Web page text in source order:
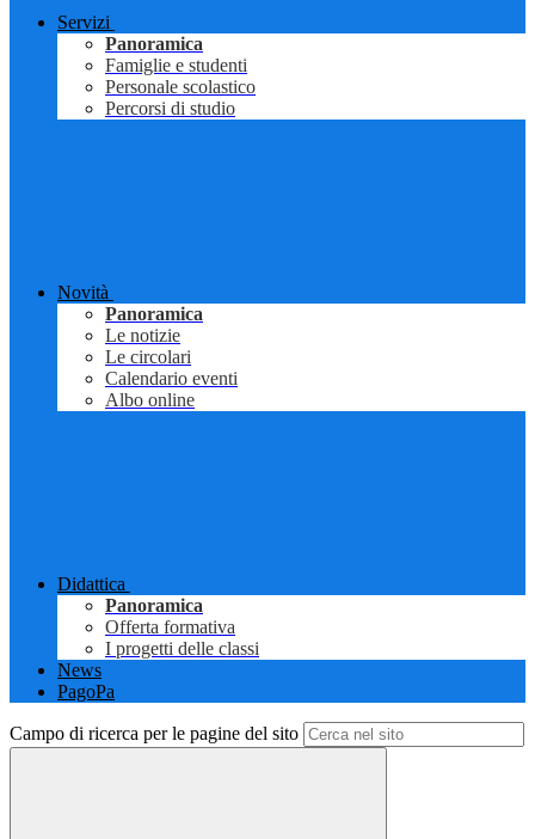
Servizi
Panoramica
Famiglie e studenti
Personale scolastico
Percorsi di studio
Novità
Panoramica
Le notizie
Le circolari
Calendario eventi
Albo online
Didattica
Panoramica
Offerta formativa
I progetti delle classi
News
PagoPa
Campo di ricerca per le pagine del sito